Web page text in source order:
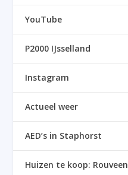
YouTube
P2000 IJsselland
Instagram
Actueel weer
AED’s in Staphorst
Huizen te koop: Rouveen